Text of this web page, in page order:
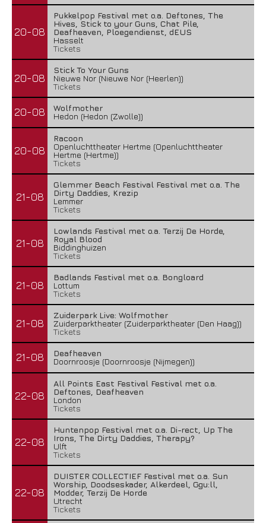
20-08
Pukkelpop Festival met o.a. Deftones, The
Hives, Stick to your Guns, Chat Pile,
Deafheaven, Ploegendienst, dEUS
Hasselt
Tickets
20-08
Stick To Your Guns
Nieuwe Nor (Nieuwe Nor (Heerlen))
Tickets
20-08
Wolfmother
Hedon (Hedon (Zwolle))
20-08
Racoon
Openluchttheater Hertme (Openluchttheater
Hertme (Hertme))
Tickets
21-08
Glemmer Beach Festival Festival met o.a. The
Dirty Daddies, Krezip
Lemmer
Tickets
21-08
Lowlands Festival met o.a. Terzij De Horde,
Royal Blood
Biddinghuizen
Tickets
21-08
Badlands Festival met o.a. Bongloard
Lottum
Tickets
21-08
Zuiderpark Live: Wolfmother
Zuiderparktheater (Zuiderparktheater (Den Haag))
Tickets
21-08
Deafheaven
Doornroosje (Doornroosje (Nijmegen))
22-08
All Points East Festival Festival met o.a.
Deftones, Deafheaven
London
Tickets
22-08
Huntenpop Festival met o.a. Di-rect, Up The
Irons, The Dirty Daddies, Therapy?
Ulft
Tickets
22-08
DUISTER COLLECTIEF Festival met o.a. Sun
Worship, Doodseskader, Alkerdeel, Ggu:ll,
Modder, Terzij De Horde
Utrecht
Tickets